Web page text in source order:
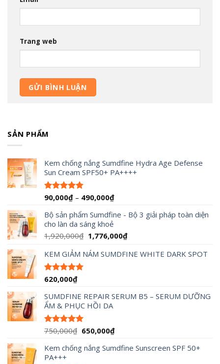
Trang web
SẢN PHẨM
Kem chống nắng Sumdfine Hydra Age Defense
Sun Cream SPF50+ PA++++
Được xếp
5 sao
90,000₫ – 490,000₫Khoảng
từ
đến
490,000₫
Bộ sản phẩm Sumdfine - Bộ 3 giải pháp toàn diện
cho làn da sáng khoẻ
1,920,000₫ Giá
là:
1,776,000₫Giá
tại
KEM GIẢM NÁM SUMDFINE WHITE DARK SPOT
Được xếp
5 sao
620,000₫
SUMDFINE REPAIR SERUM B5 – SERUM DƯỠNG
ẨM & PHỤC HỒI DA
Được xếp
5 sao
750,000₫ Giá
là:
650,000₫Giá
tại
Kem chống nắng Sumdfine Sunscreen SPF 50+
PA+++